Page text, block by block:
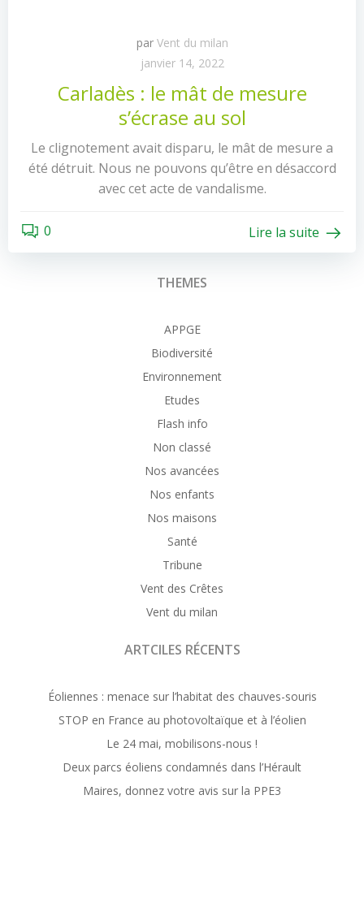
par Vent du milan
janvier 14, 2022
Carladès : le mât de mesure
s’écrase au sol
Le clignotement avait disparu, le mât de mesure a
été détruit. Nous ne pouvons qu’être en désaccord
avec cet acte de vandalisme.
0 Lire la suite
THEMES
APPGE
Biodiversité
Environnement
Etudes
Flash info
Non classé
Nos avancées
Nos enfants
Nos maisons
Santé
Tribune
Vent des Crêtes
Vent du milan
ARTCILES RÉCENTS
Éoliennes : menace sur l’habitat des chauves-souris
STOP en France au photovoltaïque et à l’éolien
Le 24 mai, mobilisons-nous !
Deux parcs éoliens condamnés dans l’Hérault
Maires, donnez votre avis sur la PPE3